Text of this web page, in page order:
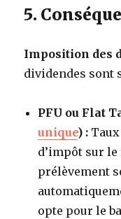
5.
Imposition des
dividendes sont
PFU ou Flat
unique) :
d’impôt sur le
prélèvement
opte pour le